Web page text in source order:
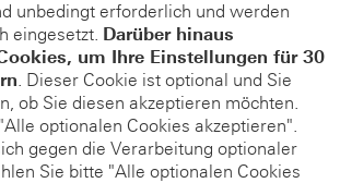
unbedingt erforderlich und werden
eingesetzt. Darüber hinaus
um Ihre Einstellungen für 30
. Dieser Cookie ist optional und Sie
ob Sie diesen akzeptieren möchten.
optionalen Cookies akzeptieren".
gegen die Verarbeitung optionaler
Sie bitte "Alle optionalen Cookies